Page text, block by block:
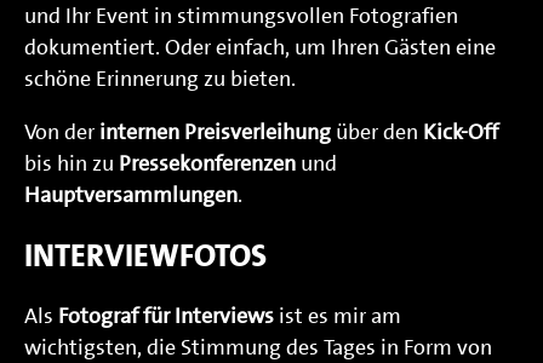
und Ihr Event in stimmungsvollen Fotografien
dokumentiert. Oder einfach, um Ihren Gästen eine
schöne Erinnerung zu bieten.
Von der internen Preisverleihung über den Kick-Off
bis hin zu Pressekonferenzen und
Hauptversammlungen.
INTERVIEWFOTOS
Als Fotograf für Interviews ist es mir am
wichtigsten, die Stimmung des Tages in Form von